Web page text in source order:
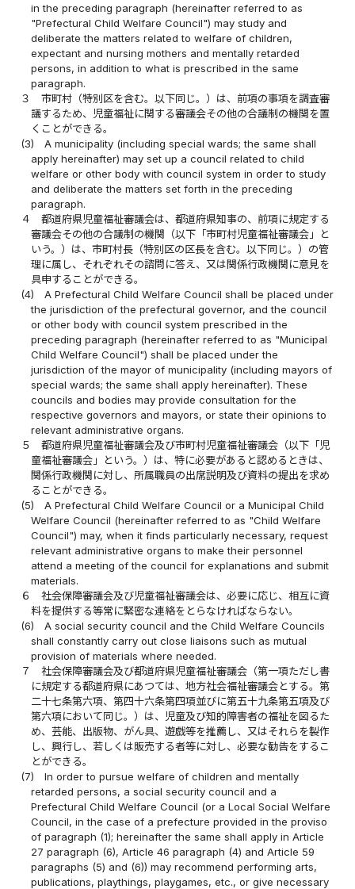
in the preceding paragraph (hereinafter referred to as
"Prefectural Child Welfare Council") may study and
deliberate the matters related to welfare of children,
expectant and nursing mothers and mentally retarded
persons, in addition to what is prescribed in the same
paragraph.
３
市町村（特別区を含む。以下同じ。）は、前項の事項を調査審
議するため、児童福祉に関する審議会その他の合議制の機関を置
くことができる。
(3)
A municipality (including special wards; the same shall
apply hereinafter) may set up a council related to child
welfare or other body with council system in order to study
and deliberate the matters set forth in the preceding
paragraph.
４
都道府県児童福祉審議会は、都道府県知事の、前項に規定する
審議会その他の合議制の機関（以下「市町村児童福祉審議会」と
いう。）は、市町村長（特別区の区長を含む。以下同じ。）の管
理に属し、それぞれその諮問に答え、又は関係行政機関に意見を
具申することができる。
(4)
A Prefectural Child Welfare Council shall be placed under
the jurisdiction of the prefectural governor, and the council
or other body with council system prescribed in the
preceding paragraph (hereinafter referred to as "Municipal
Child Welfare Council") shall be placed under the
jurisdiction of the mayor of municipality (including mayors of
special wards; the same shall apply hereinafter). These
councils and bodies may provide consultation for the
respective governors and mayors, or state their opinions to
relevant administrative organs.
５
都道府県児童福祉審議会及び市町村児童福祉審議会（以下「児
童福祉審議会」という。）は、特に必要があると認めるときは、
関係行政機関に対し、所属職員の出席説明及び資料の提出を求め
ることができる。
(5)
A Prefectural Child Welfare Council or a Municipal Child
Welfare Council (hereinafter referred to as "Child Welfare
Council") may, when it finds particularly necessary, request
relevant administrative organs to make their personnel
attend a meeting of the council for explanations and submit
materials.
６
社会保障審議会及び児童福祉審議会は、必要に応じ、相互に資
料を提供する等常に緊密な連絡をとらなければならない。
(6)
A social security council and the Child Welfare Councils
shall constantly carry out close liaisons such as mutual
provision of materials where needed.
７
社会保障審議会及び都道府県児童福祉審議会（第一項ただし書
に規定する都道府県にあつては、地方社会福祉審議会とする。第
二十七条第六項、第四十六条第四項並びに第五十九条第五項及び
第六項において同じ。）は、児童及び知的障害者の福祉を図るた
め、芸能、出版物、がん具、遊戯等を推薦し、又はそれらを製作
し、興行し、若しくは販売する者等に対し、必要な勧告をするこ
とができる。
(7)
In order to pursue welfare of children and mentally
retarded persons, a social security council and a
Prefectural Child Welfare Council (or a Local Social Welfare
Council, in the case of a prefecture provided in the proviso
of paragraph (1); hereinafter the same shall apply in Article
27 paragraph (6), Article 46 paragraph (4) and Article 59
paragraphs (5) and (6)) may recommend performing arts,
publications, playthings, playgames, etc., or give necessary